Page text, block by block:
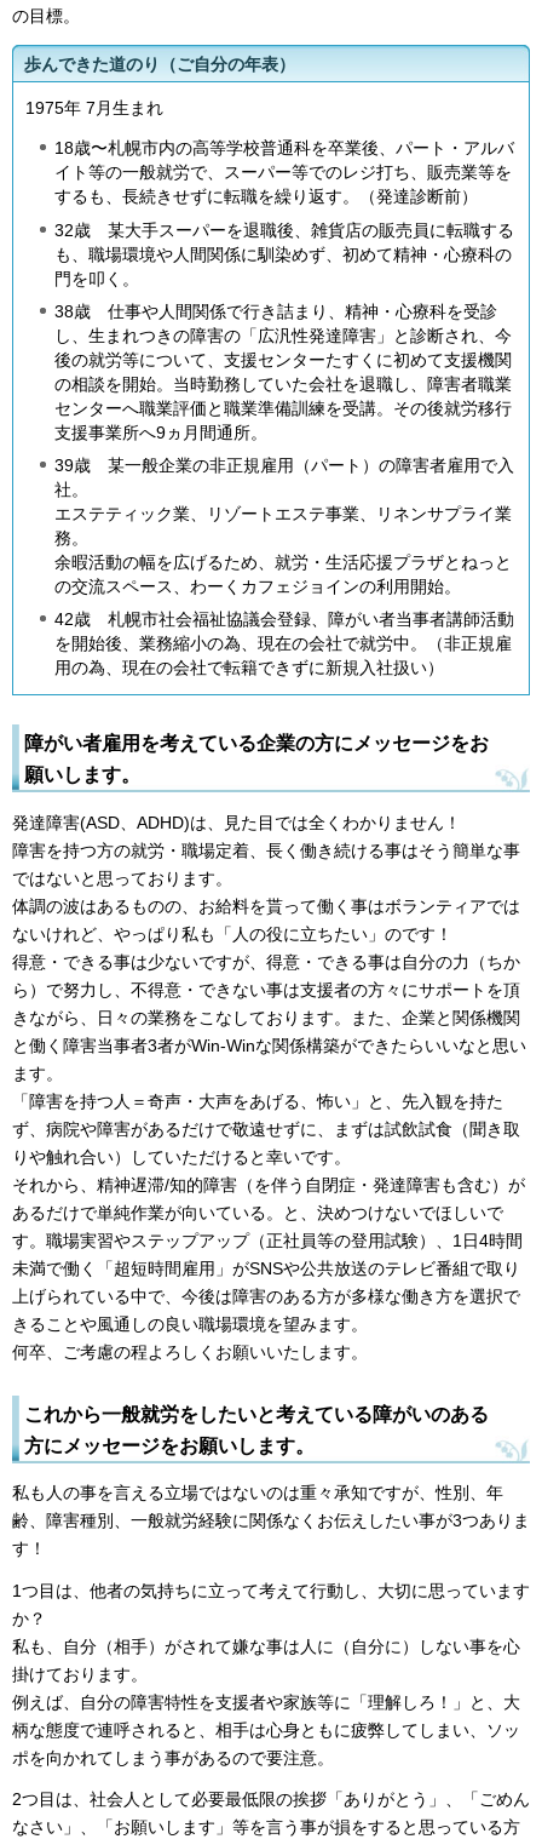
の目標。
歩んできた道のり（ご自分の年表）
1975年 7月生まれ
18歳〜札幌市内の高等学校普通科を卒業後、パート・アルバ
イト等の一般就労で、スーパー等でのレジ打ち、販売業等を
するも、長続きせずに転職を繰り返す。（発達診断前）
32歳 某大手スーパーを退職後、雑貨店の販売員に転職する
も、職場環境や人間関係に馴染めず、初めて精神・心療科の
門を叩く。
38歳 仕事や人間関係で行き詰まり、精神・心療科を受診
し、生まれつきの障害の「広汎性発達障害」と診断され、今
後の就労等について、支援センターたすくに初めて支援機関
の相談を開始。当時勤務していた会社を退職し、障害者職業
センターへ職業評価と職業準備訓練を受講。その後就労移行
支援事業所へ9ヵ月間通所。
39歳 某一般企業の非正規雇用（パート）の障害者雇用で入
社。
エステティック業、リゾートエステ事業、リネンサプライ業
務。
余暇活動の幅を広げるため、就労・生活応援プラザとねっと
の交流スペース、わーくカフェジョインの利用開始。
42歳 札幌市社会福祉協議会登録、障がい者当事者講師活動
を開始後、業務縮小の為、現在の会社で就労中。（非正規雇
用の為、現在の会社で転籍できずに新規入社扱い）
障がい者雇用を考えている企業の方にメッセージをお
願いします。
発達障害(ASD、ADHD)は、見た目では全くわかりません！
障害を持つ方の就労・職場定着、長く働き続ける事はそう簡単な事
ではないと思っております。
体調の波はあるものの、お給料を貰って働く事はボランティアでは
ないけれど、やっぱり私も「人の役に立ちたい」のです！
得意・できる事は少ないですが、得意・できる事は自分の力（ちか
ら）で努力し、不得意・できない事は支援者の方々にサポートを頂
きながら、日々の業務をこなしております。また、企業と関係機関
と働く障害当事者3者がWin-Winな関係構築ができたらいいなと思い
ます。
「障害を持つ人＝奇声・大声をあげる、怖い」と、先入観を持た
ず、病院や障害があるだけで敬遠せずに、まずは試飲試食（聞き取
りや触れ合い）していただけると幸いです。
それから、精神遅滞/知的障害（を伴う自閉症・発達障害も含む）が
あるだけで単純作業が向いている。と、決めつけないでほしいで
す。職場実習やステップアップ（正社員等の登用試験）、1日4時間
未満で働く「超短時間雇用」がSNSや公共放送のテレビ番組で取り
上げられている中で、今後は障害のある方が多様な働き方を選択で
きることや風通しの良い職場環境を望みます。
何卒、ご考慮の程よろしくお願いいたします。
これから一般就労をしたいと考えている障がいのある
方にメッセージをお願いします。
私も人の事を言える立場ではないのは重々承知ですが、性別、年
齢、障害種別、一般就労経験に関係なくお伝えしたい事が3つありま
す！
1つ目は、他者の気持ちに立って考えて行動し、大切に思っています
か？
私も、自分（相手）がされて嫌な事は人に（自分に）しない事を心
掛けております。
例えば、自分の障害特性を支援者や家族等に「理解しろ！」と、大
柄な態度で連呼されると、相手は心身ともに疲弊してしまい、ソッ
ポを向かれてしまう事があるので要注意。
2つ目は、社会人として必要最低限の挨拶「ありがとう」、「ごめん
なさい」、「お願いします」等を言う事が損をすると思っている方